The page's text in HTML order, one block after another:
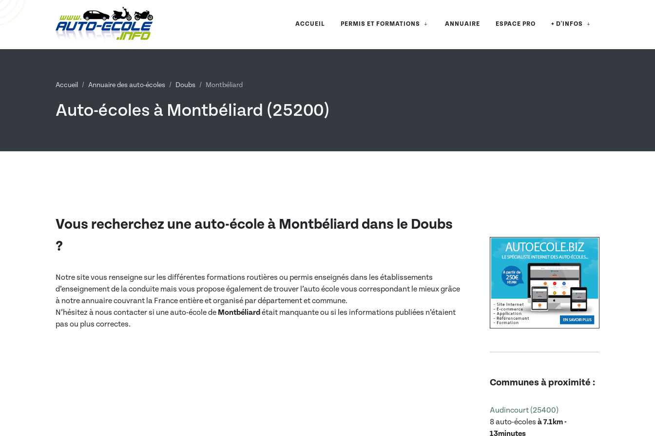
ACCUEIL PERMIS ET FORMATIONS ANNUAIRE ESPACE PRO + D'INFOS
Accueil Annuaire des auto-écoles Doubs Montbéliard
Auto-écoles à Montbéliard (25200)
Vous recherchez une auto-école à Montbéliard dans le Doubs
?
Notre site vous renseigne sur les différentes formations routières ou permis enseignés dans les établissements
d’enseignement de la conduite mais vous propose également de trouver l’auto école vous correspondant le mieux grâce
à notre annuaire couvrant la France entière et organisé par département et commune.
N’hésitez à nous contacter si une auto-école de Montbéliardétait manquante ou si les informations publiées n’étaient
pas ou plus correctes.
Communes à proximité :
Audincourt (25400)
8 auto-écoles à 7.1km -
13minutes